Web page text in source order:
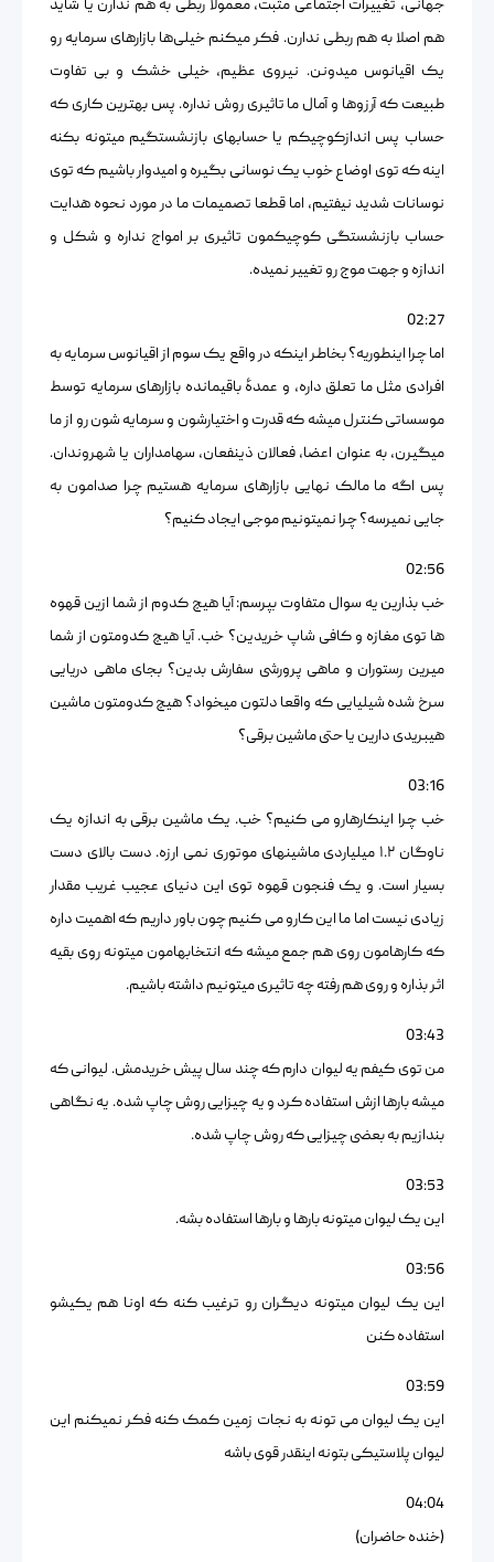
جهانی، تغییرات اجتماعی مثبت، معمولا ربطی به هم ندارن یا شاید
هم اصلا به هم ربطی ندارن. فکر میکنم خیلی‌ها بازارهای سرمایه رو
یک اقیانوس میدونن. نیروی عظیم، خیلی خشک و بی تفاوت
طبیعت که آرزوها و آمال ما تاثیری روش نداره. پس بهترین کاری که
حساب پس اندازکوچیکم یا حسابهای بازنشستگیم میتونه بکنه
اینه که توی اوضاع خوب یک نوسانی بگیره و امیدوار باشیم که توی
نوسانات شدید نیفتیم، اما قطعا تصمیمات ما در مورد نحوه هدایت
حساب بازنشستگی کوچیکمون تاثیری بر امواج نداره و شکل و
اندازه و جهت موج رو تغییر نمیده.
02:27
اما چرا اینطوریه؟ بخاطر اینکه در واقع یک سوم از اقیانوس سرمایه به
افرادی مثل ما تعلق داره، و عمدۀ باقیمانده بازارهای سرمایه توسط
موسساتی کنترل میشه که قدرت و اختیارشون و سرمایه شون رو از ما
میگیرن، به عنوان اعضا، فعالان ذینفعان، سهامداران یا شهروندان.
پس اگه ما مالک نهایی بازارهای سرمایه هستیم چرا صدامون به
جایی نمیرسه؟ چرا نمیتونیم موجی ایجاد کنیم؟
02:56
خب بذارین یه سوال متفاوت بپرسم: آیا هیچ کدوم از شما ازین قهوه
ها توی مغازه و کافی شاپ خریدین؟ خب. آیا هیچ کدومتون از شما
میرین رستوران و ماهی پرورشی سفارش بدین؟ بجای ماهی دریایی
سرخ شده شیلیایی که واقعا دلتون میخواد؟ هیچ کدومتون ماشین
هیبریدی دارین یا حتی ماشین برقی؟
03:16
خب چرا اینکارهارو می کنیم؟ خب. یک ماشین برقی به اندازه یک
ناوگان ۱.۲ میلیاردی ماشینهای موتوری نمی ارزه. دست بالای دست
بسیار است. و یک فنجون قهوه توی این دنیای عجیب غریب مقدار
زیادی نیست اما ما این کارو می کنیم چون باور داریم که اهمیت داره
که کارهامون روی هم جمع میشه که انتخابهامون میتونه روی بقیه
اثر بذاره و روی هم رفته چه تاثیری میتونیم داشته باشیم.
03:43
من توی کیفم یه لیوان دارم که چند سال پیش خریدمش. لیوانی که
میشه بارها ازش استفاده کرد و یه چیزایی روش چاپ شده. یه نگاهی
بندازیم به بعضی چیزایی که روش چاپ شده.
03:53
این یک لیوان میتونه بارها و بارها استفاده بشه.
03:56
این یک لیوان میتونه دیگران رو ترغیب کنه که اونا هم یکیشو
استفاده کنن
03:59
این یک لیوان می تونه به نجات زمین کمک کنه فکر نمیکنم این
لیوان پلاستیکی بتونه اینقدر قوی باشه
04:04
(خنده حاضران)